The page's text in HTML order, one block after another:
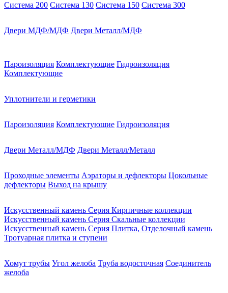
Система 200 Система 130 Система 150 Система 300
Двери МДФ/МДФ Двери Металл/МДФ
Пароизоляция Комплектующие Гидроизоляция
Комплектующие
Уплотнители и герметики
Пароизоляция Комплектующие Гидроизоляция
Двери Металл/МДФ Двери Металл/Металл
Проходные элементы Аэраторы и дефлекторы Цокольные
дефлекторы Выход на крышу
Искусственный камень Серия Кирпичные коллекции
Искусственный камень Серия Скальные коллекции
Искусственный камень Серия Плитка, Отделочный камень
Тротуарная плитка и ступени
Хомут трубы Угол желоба Труба водосточная Соединитель
желоба